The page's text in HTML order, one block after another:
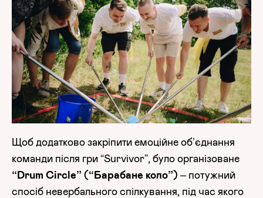
Щоб додатково закріпити емоційне об’єднання
команди після гри “Survivor”, було організоване
“Drum Circle” (“Барабане коло”) – потужний
спосіб невербального спілкування, під час якого